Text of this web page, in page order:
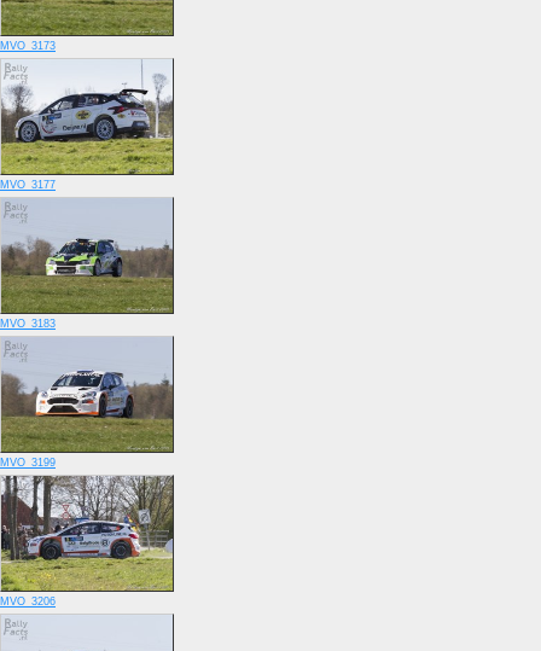
MVO_3173
MVO_3177
MVO_3183
MVO_3199
MVO_3206